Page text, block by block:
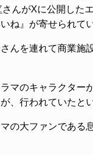
さんがXに公開した
ね』が寄せられて
んを連れて商業施
マのキャラクター
、行われていたと
の大ファンである